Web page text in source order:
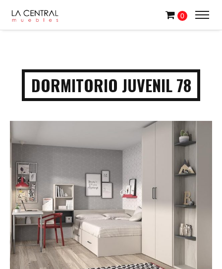
0
DORMITORIO JUVENIL 78